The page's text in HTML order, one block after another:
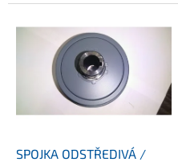
SPOJKA ODSTŘEDIVÁ /